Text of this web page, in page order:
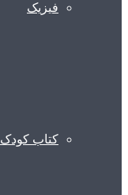
فیزیک
کتاب کودک